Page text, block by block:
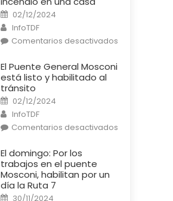
Posted
on
02/12/2024
Author
InfoTDF
Comentarios desactivadosen
Río
El Puente General Mosconi
está listo y habilitado al
tránsito
Posted
on
02/12/2024
Author
InfoTDF
Comentarios desactivadosen
El
El domingo: Por los
trabajos en el puente
Mosconi, habilitan por un
día la Ruta 7
Posted
30/11/2024